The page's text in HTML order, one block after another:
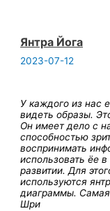
Янтра Йога
2023-07-12
У каждого из нас
видеть образы.
Он имеет дело с
способностью
воспринимать
использовать ёе
развитии. Для
используются
диаграммы. Самая
Шри